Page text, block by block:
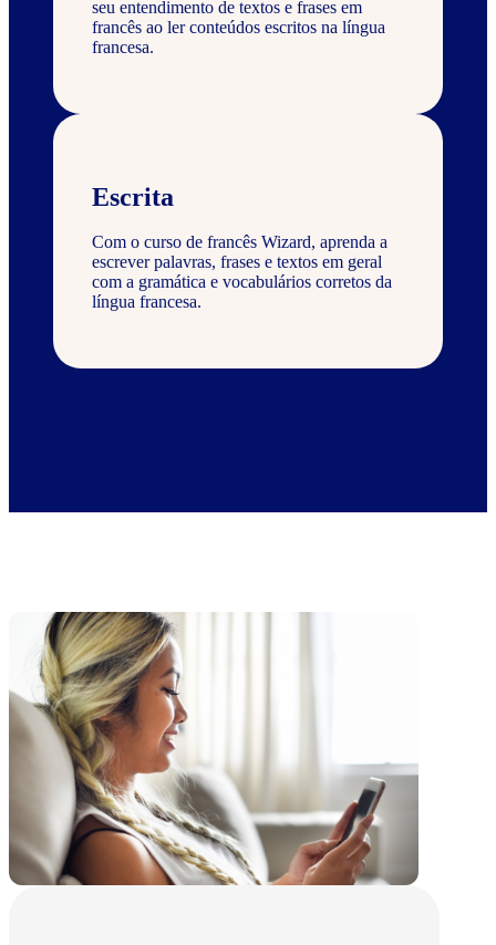
seu entendimento de textos e frases em
francês ao ler conteúdos escritos na língua
francesa.
Escrita
Com o curso de francês Wizard, aprenda a
escrever palavras, frases e textos em geral
com a gramática e vocabulários corretos da
língua francesa.